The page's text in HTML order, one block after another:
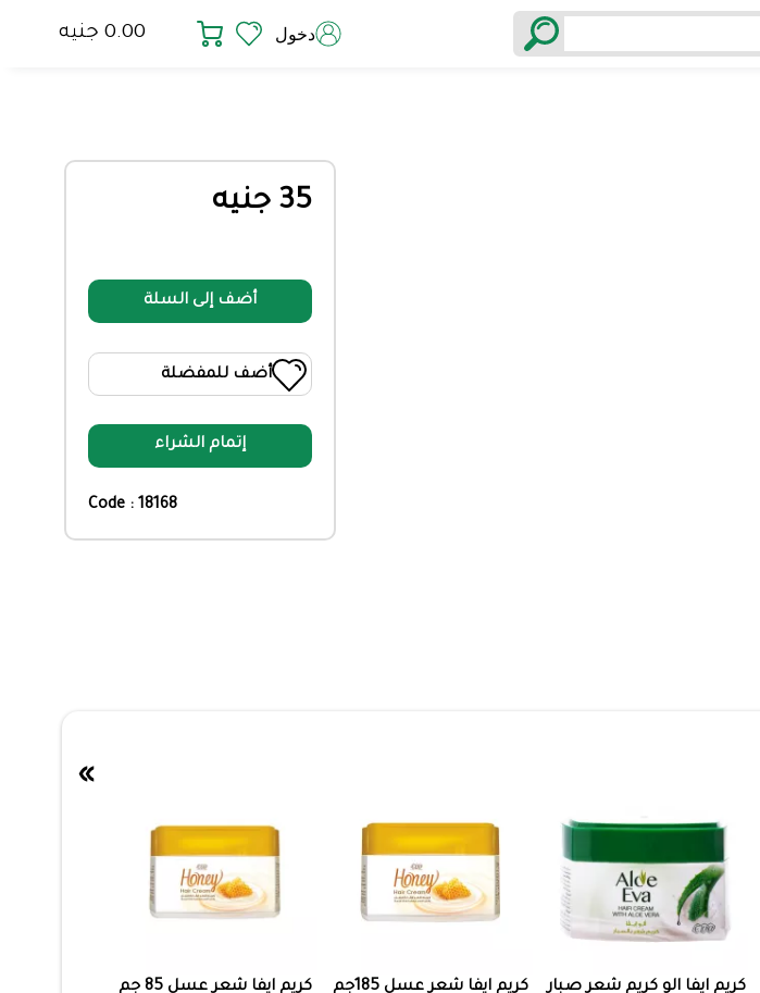
دخول 0.00 جنيه
35 جنيه
أضف إلى السلة
أضف للمفضلة
إتمام الشراء
Code : 18168
كريم ايفا الو كريم شعر صبار
كريم ايفا شعر عسل 185جم
كريم ايفا شعر عسل 85 جم
»